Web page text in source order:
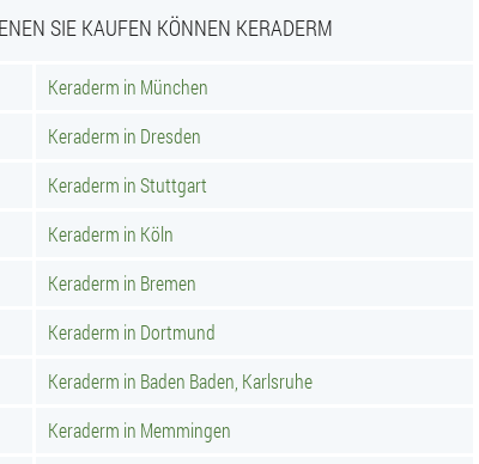
SIE KAUFEN KÖNNEN KERADERM
Keraderm in München
Keraderm in Dresden
Keraderm in Stuttgart
Keraderm in Köln
Keraderm in Bremen
Keraderm in Dortmund
Keraderm in Baden Baden, Karlsruhe
Keraderm in Memmingen